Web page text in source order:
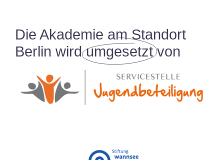
Die Akademie am Standort
Berlin wird umgesetzt von